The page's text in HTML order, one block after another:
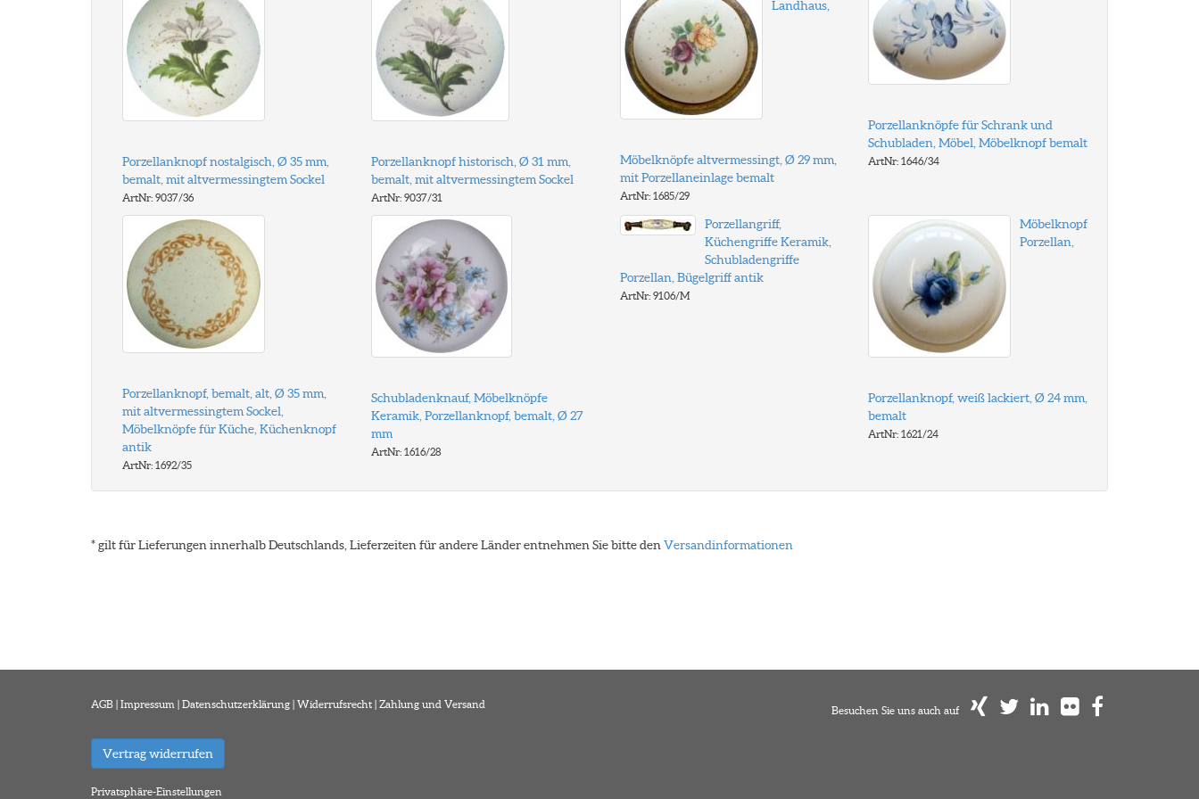
Porzellanknopf nostalgisch, Ø 35 mm,
bemalt, mit altvermessingtem Sockel
ArtNr: 9037/36
Porzellanknopf historisch, Ø 31 mm,
bemalt, mit altvermessingtem Sockel
ArtNr: 9037/31
Landhaus,
Möbelknöpfe altvermessingt, Ø 29 mm,
mit Porzellaneinlage bemalt
ArtNr: 1685/29
Porzellanknöpfe für Schrank und
Schubladen, Möbel, Möbelknopf bemalt
ArtNr: 1646/34
Porzellanknopf, bemalt, alt, Ø 35 mm,
mit altvermessingtem Sockel,
Möbelknöpfe für Küche, Küchenknopf
antik
ArtNr: 1692/35
Schubladenknauf, Möbelknöpfe
Keramik, Porzellanknopf, bemalt, Ø 27
mm
ArtNr: 1616/28
Porzellangriff,
Küchengriffe Keramik,
Schubladengriffe
Porzellan, Bügelgriff antik
ArtNr: 9106/M
Möbelknopf
Porzellan,
Porzellanknopf, weiß lackiert, Ø 24 mm,
bemalt
ArtNr: 1621/24
* gilt für Lieferungen innerhalb Deutschlands, Lieferzeiten für andere Länder entnehmen Sie bitte den Versandinformationen
AGB | Impressum | Datenschutzerklärung | Widerrufsrecht | Zahlung und Versand
Vertrag widerrufen
Privatsphäre-Einstellungen
Besuchen Sie uns auch auf